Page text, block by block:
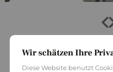
Wir schätzen Ihre
Diese Website benutzt
Akzeptiere die
zu